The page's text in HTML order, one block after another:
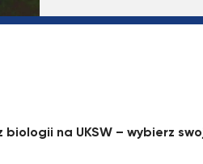
na UKSW – wybierz